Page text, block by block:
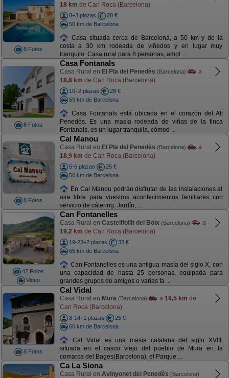
8 Fotos
18 km de Can Roca (Barcelona)
8+3 plazas
28 €
50 km de Barcelona
Casa situada cerca de Barcelona, a 50 km y de la
costa a 30 km rodeada de viñedos y en lugar muy
tranquilo. Casa rural para 8 personas, ampl ...
8 Fotos
Casa Fontanals
Casa Rural en El Pla del Penedès (Barcelona)
a
18,8 km de Can Roca (Barcelona)
10+2 plazas
28 €
59 km de Barcelona
Casa Fontanals está ubicada en el corazón del Alt
Penedès. Es una masía rodeada de viñas de la finca
Fontanals, es un lugar tranquila, cómod ...
8 Fotos
Cal Manou
Casa Rural en El Pla del Penedès (Barcelona)
a
18,9 km de Can Roca (Barcelona)
5-6 plazas
25 €
50 km de Barcelona
En Cal Manou podrán disfrutar de las instalaciones al
aire libre para vuestros acontecimientos familiares con
servicio de cátering. Jardín, ...
42 Fotos
Video
Can Fontanelles
Casa Rural en Castellfollit del Boix (Barcelona)
a
19,2 km de Can Roca (Barcelona)
19-23+2 plazas
33 €
65 km de Barcelona
Can Fontanelles es una antigua masía del siglo X, con
una capacidad de hasta 25 personas, equipada para
grandes grupos de amigos o varias fa ...
8 Fotos
Cal Vidal
Casa Rural en Mura (Barcelona) a 19,5 km de
Can Roca (Barcelona)
8-14+1 plazas
25 €
60 km de Barcelona
Cal Vidal es una masia catalana del siglo XVIII,
situada en el casco viejo del pueblo de Mura en la
comarca del Bages(Barcelona), el Parque ...
Ca La Siona
Casa Rural en Avinyonet del Penedès (Barcelona)